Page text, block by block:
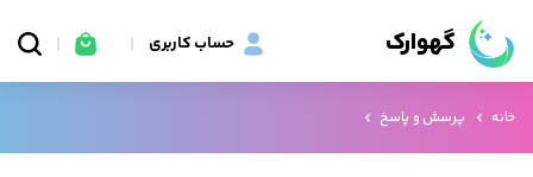
گهوارک حساب کاربری
خانه پرسش و پاسخ